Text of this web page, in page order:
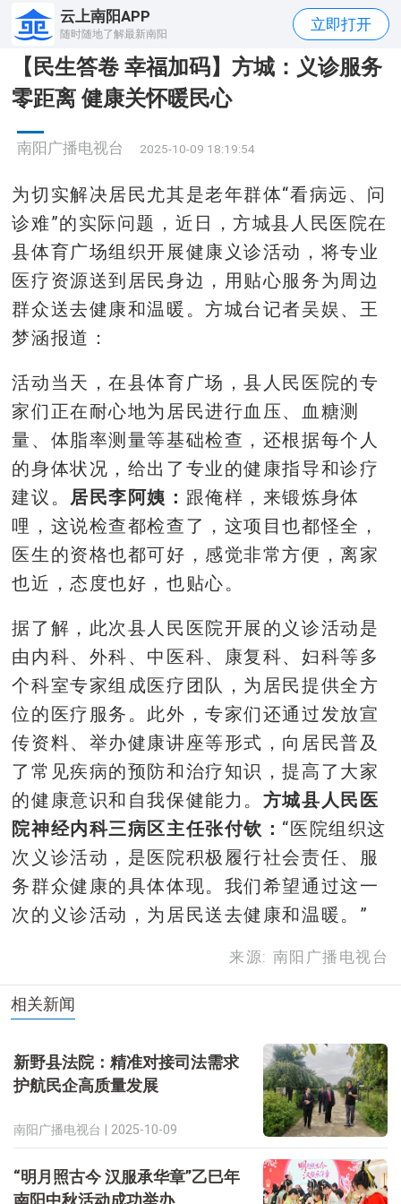
云上南阳APP
随时随地了解最新南阳
立即打开
【民生答卷 幸福加码】方城：义诊服务
零距离 健康关怀暖民心
南阳广播电视台 2025-10-09 18:19:54
为切实解决居民尤其是老年群体“看病远、问
诊难”的实际问题，近日，方城县人民医院在
县体育广场组织开展健康义诊活动，将专业
医疗资源送到居民身边，用贴心服务为周边
群众送去健康和温暖。方城台记者吴娱、王
梦涵报道：
活动当天，在县体育广场，县人民医院的专
家们正在耐心地为居民进行血压、血糖测
量、体脂率测量等基础检查，还根据每个人
的身体状况，给出了专业的健康指导和诊疗
建议。 居民李阿姨： 跟俺样，来锻炼身体
哩，这说检查都检查了，这项目也都怪全，
医生的资格也都可好，感觉非常方便，离家
也近，态度也好，也贴心。
据了解，此次县人民医院开展的义诊活动是
由内科、外科、中医科、康复科、妇科等多
个科室专家组成医疗团队，为居民提供全方
位的医疗服务。此外，专家们还通过发放宣
传资料、举办健康讲座等形式，向居民普及
了常见疾病的预防和治疗知识，提高了大家
的健康意识和自我保健能力。 方城县人民医
院神经内科三病区主任张付钦： “医院组织这
次义诊活动，是医院积极履行社会责任、服
务群众健康的具体体现。我们希望通过这一
次的义诊活动，为居民送去健康和温暖。”
来源: 南阳广播电视台
相关新闻
新野县法院：精准对接司法需求
护航民企高质量发展
南阳广播电视台 | 2025-10-09
“明月照古今 汉服承华章”乙巳年